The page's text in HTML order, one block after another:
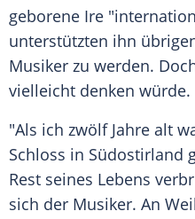
geborene Ire
unterstützten ihn
Musiker zu werden.
vielleicht denken würde.
"Als ich zwölf Jahre alt
Schloss in Südostirland
Rest seines Lebens
sich der Musiker. An